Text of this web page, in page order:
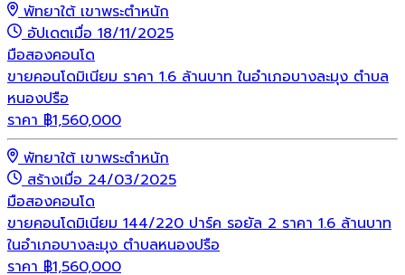
พัทยาใต้ เขาพระตำหนัก
อัปเดตเมื่อ 18/11/2025
มือสองคอนโด
ขายคอนโดมิเนียม ราคา 1.6 ล้านบาท ในอำเภอบางละมุง ตำบล
หนองปรือ
ราคา ฿1,560,000
พัทยาใต้ เขาพระตำหนัก
สร้างเมื่อ 24/03/2025
มือสองคอนโด
ขายคอนโดมิเนียม 144/220 ปาร์ค รอยัล 2 ราคา 1.6 ล้านบาท
ในอำเภอบางละมุง ตำบลหนองปรือ
ราคา ฿1,560,000